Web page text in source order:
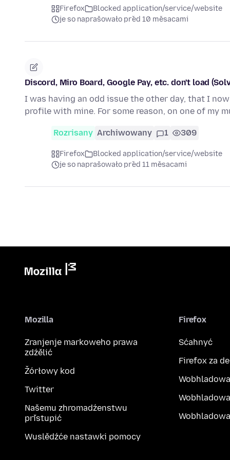
Firefox
Blocked application/service/website
je so naprašowało před 10 měsacami
Discord, Miro Board, Google Pay, etc. don't load
I was having an odd issue the other day, that I
profile with mine. For some reason, on one of my
Rozrisany Archiwowany 1 309
Firefox
Blocked application/service/website
je so naprašowało před 11 měsacami
Mozilla
Zranjenje markoweho prawa
zdźělić
Žórłowy kod
Twitter
Našemu zhromadźenstwu
přistupić
Wuslědźće nastawki pomocy
Firefox
Sćahnyć
Firefox za